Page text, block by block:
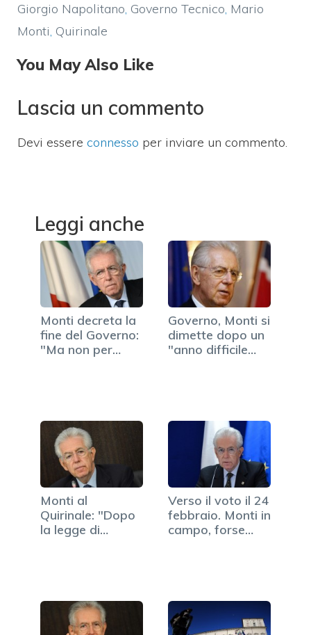
Giorgio Napolitano, Governo Tecnico, Mario
Monti, Quirinale
You May Also Like
Lascia un commento
Devi essere connesso per inviare un commento.
Leggi anche
Monti decreta la
fine del Governo:
"Ma non per
Governo, Monti si
dimette dopo un
"anno difficile
Monti al
Quirinale: "Dopo
la legge di
Verso il voto il 24
febbraio. Monti in
campo, forse…